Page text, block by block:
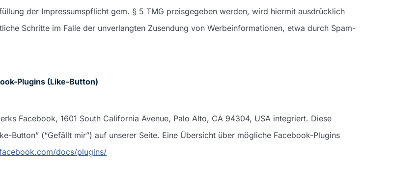
der Impressumspflicht gem. § 5 TMG preisgegeben werden, wird hiermit ausdrücklich
Schritte im Falle der unverlangten Zusendung von Werbeinformationen, etwa durch Spam-
Plugins (Like-Button)
Facebook, 1601 South California Avenue, Palo Alto, CA 94304, USA integriert. Diese
Button” (“Gefällt mir”) auf unserer Seite. Eine Übersicht über mögliche Facebook-Plugins
docs/plugins/